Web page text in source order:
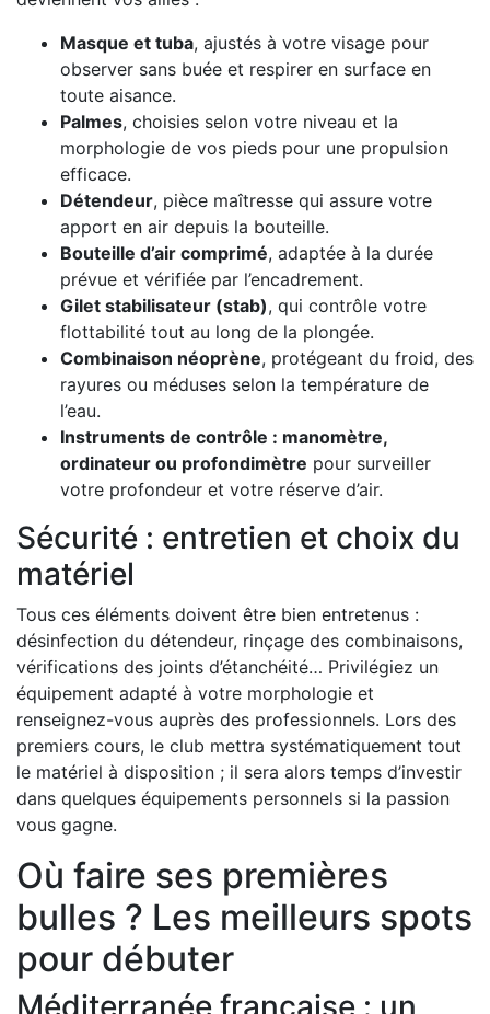
Masque et tuba, ajustés à votre visage pour
observer sans buée et respirer en surface en
toute aisance.
Palmes, choisies selon votre niveau et la
morphologie de vos pieds pour une propulsion
efficace.
Détendeur, pièce maîtresse qui assure votre
apport en air depuis la bouteille.
Bouteille d’air comprimé, adaptée à la durée
prévue et vérifiée par l’encadrement.
Gilet stabilisateur (stab), qui contrôle votre
flottabilité tout au long de la plongée.
Combinaison néoprène, protégeant du froid, des
rayures ou méduses selon la température de
l’eau.
Instruments de contrôle : manomètre,
ordinateur ou profondimètre pour surveiller
votre profondeur et votre réserve d’air.
Sécurité : entretien et choix du
matériel
Tous ces éléments doivent être bien entretenus :
désinfection du détendeur, rinçage des combinaisons,
vérifications des joints d’étanchéité… Privilégiez un
équipement adapté à votre morphologie et
renseignez-vous auprès des professionnels. Lors des
premiers cours, le club mettra systématiquement tout
le matériel à disposition ; il sera alors temps d’investir
dans quelques équipements personnels si la passion
vous gagne.
Où faire ses premières
bulles ? Les meilleurs spots
pour débuter
Méditerranée française : un